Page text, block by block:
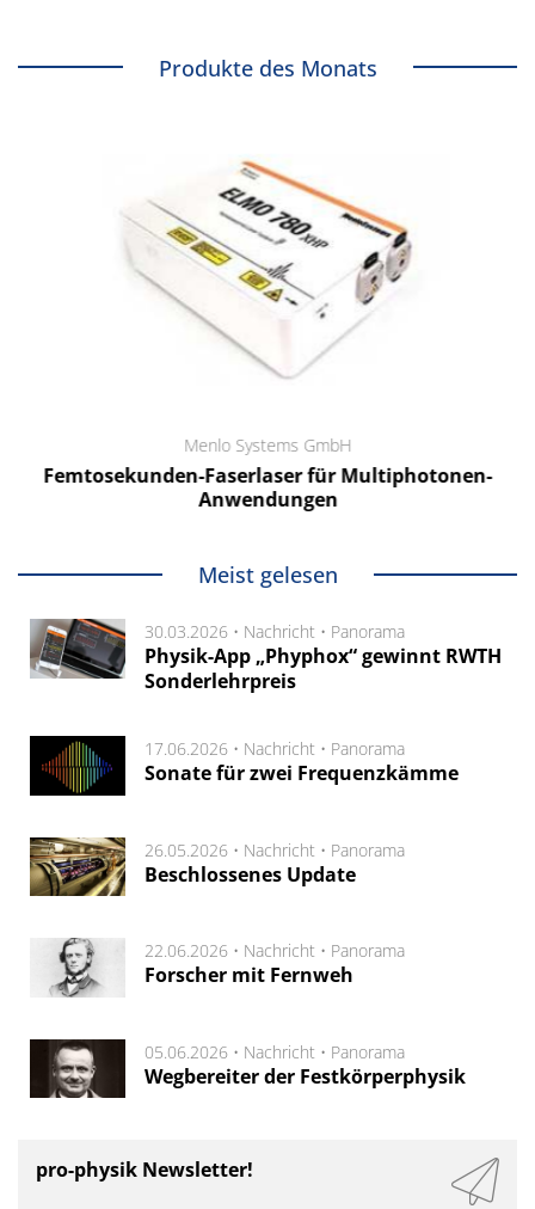
Produkte des Monats
Menlo Systems GmbH
Femtosekunden-Faserlaser für Multiphotonen-
Anwendungen
Meist gelesen
30.03.2026 • Nachricht • Panorama
Physik-App „Phyphox“ gewinnt RWTH
Sonderlehrpreis
17.06.2026 • Nachricht • Panorama
Sonate für zwei Frequenzkämme
26.05.2026 • Nachricht • Panorama
Beschlossenes Update
22.06.2026 • Nachricht • Panorama
Forscher mit Fernweh
05.06.2026 • Nachricht • Panorama
Wegbereiter der Festkörperphysik
pro-physik Newsletter!